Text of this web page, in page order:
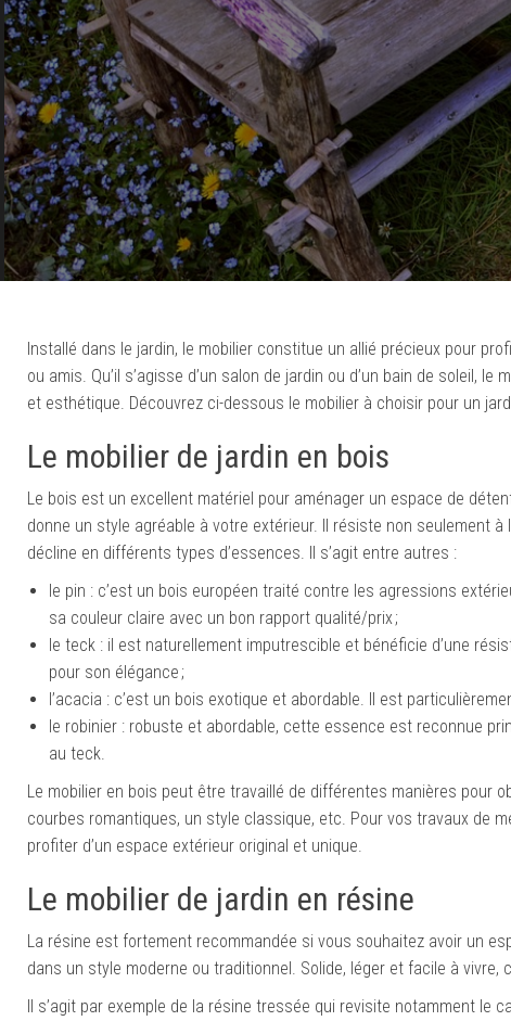
Installé dans le jardin, le mobilier constitue un allié précieux pour
ou amis. Qu’il s’agisse d’un salon de jardin ou d’un bain de soleil,
et esthétique. Découvrez ci-dessous le mobilier à choisir pour un
Le mobilier de jardin en bois
Le bois est un excellent matériel pour aménager un espace de
donne un style agréable à votre extérieur. Il résiste non seulement
décline en différents types d’essences. Il s’agit entre autres :
le pin : c’est un bois européen traité contre les agressions
sa couleur claire avec un bon rapport qualité/prix ;
le teck : il est naturellement imputrescible et bénéficie d’une
pour son élégance ;
l’acacia : c’est un bois exotique et abordable. Il est
le robinier : robuste et abordable, cette essence est reconnue
au teck.
Le mobilier en bois peut être travaillé de différentes manières pour
courbes romantiques, un style classique, etc. Pour vos travaux de
profiter d’un espace extérieur original et unique.
Le mobilier de jardin en résine
La résine est fortement recommandée si vous souhaitez avoir un
dans un style moderne ou traditionnel. Solide, léger et facile à
Il s’agit par exemple de la résine tressée qui revisite notamment le